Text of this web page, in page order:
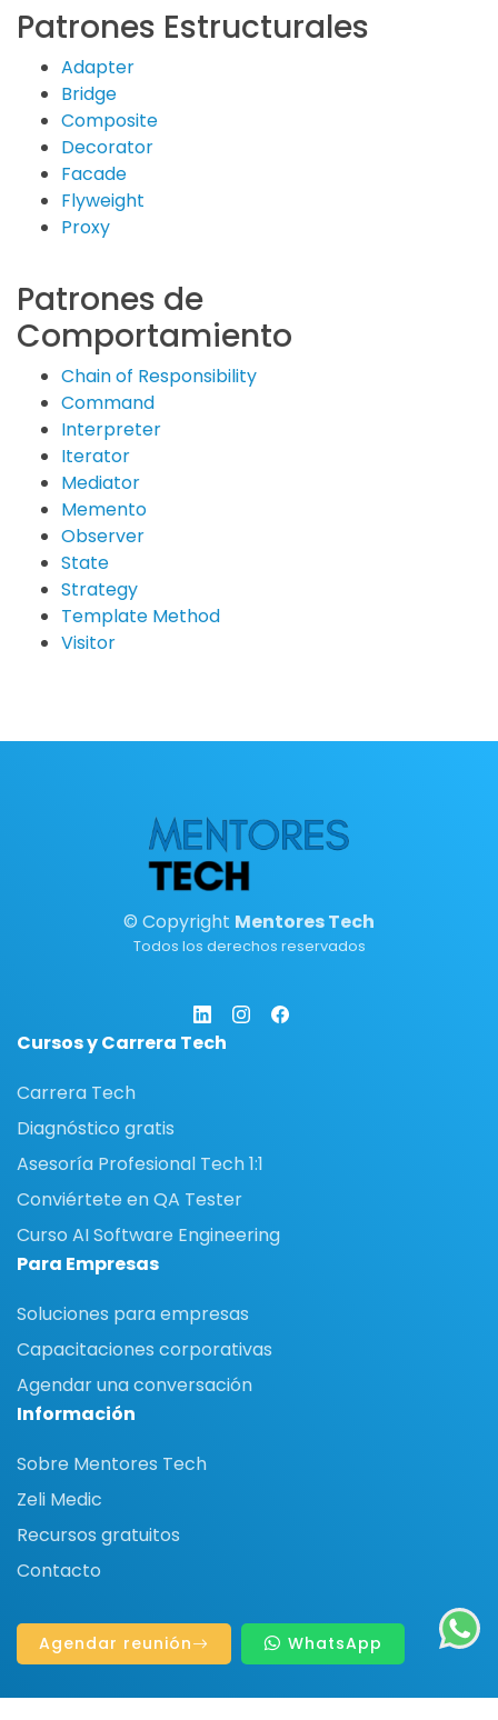
Patrones Estructurales
Adapter
Bridge
Composite
Decorator
Facade
Flyweight
Proxy
Patrones de
Comportamiento
Chain of Responsibility
Command
Interpreter
Iterator
Mediator
Memento
Observer
State
Strategy
Template Method
Visitor
© Copyright Mentores Tech
Todos los derechos reservados
Cursos y Carrera Tech
Carrera Tech
Diagnóstico gratis
Asesoría Profesional Tech 1:1
Conviértete en QA Tester
Curso AI Software Engineering
Para Empresas
Soluciones para empresas
Capacitaciones corporativas
Agendar una conversación
Información
Sobre Mentores Tech
Zeli Medic
Recursos gratuitos
Contacto
Agendar reunión WhatsApp